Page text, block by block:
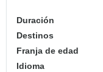
Duración
Destinos
Franja de edad
Idioma